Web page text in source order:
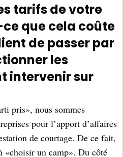
tarifs de votre
que cela coûte
de passer par
les
intervenir sur
pris», nous sommes
pour l’apport d’affaires
de courtage. De ce fait,
«choisir un camp». Du côté